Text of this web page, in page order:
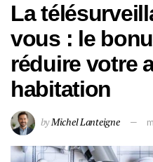
La
vous : le
réduire votre
habitation
byMichel Lanteigne